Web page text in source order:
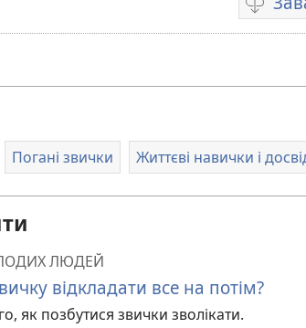
Погані звички Життєві навички і
ЛЮДЕЙ
відкладати все на потім?
як позбутися звички зволікати.